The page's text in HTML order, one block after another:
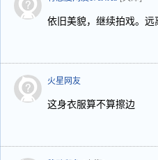
依旧美貌，继续拍戏。远
火星网友
这身衣服算不算擦边